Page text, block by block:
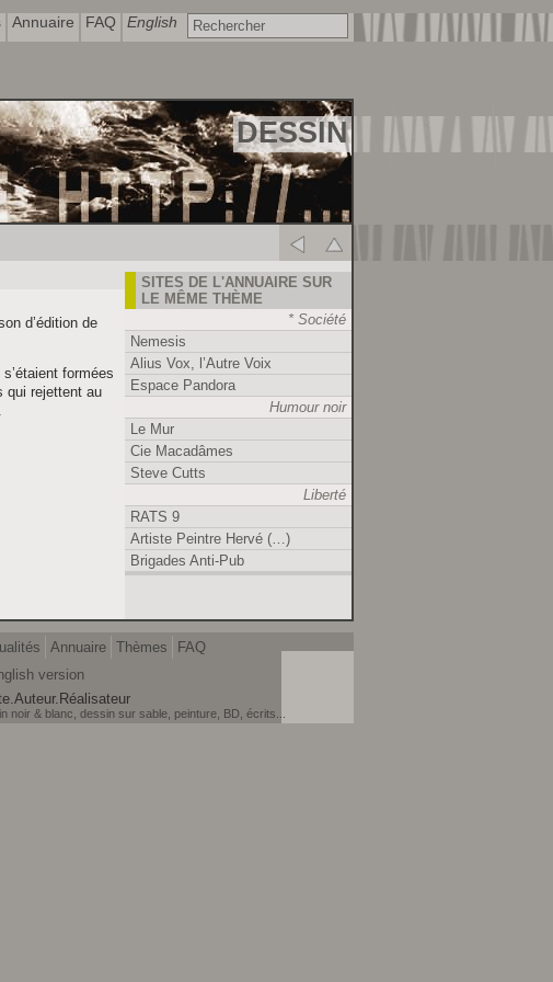
dʼédition de
formées
qui rejettent au
SITES DE L'ANNUAIRE SUR
LE MÊME THÈME
* Société
Nemesis
Alius Vox, l’Autre Voix
Espace Pandora
Humour noir
Le Mur
Cie Macadâmes
Steve Cutts
Liberté
RATS 9
Artiste Peintre Hervé (…)
Brigades Anti-Pub
DESSIN
Annuaire Thèmes
FAQ
version
noir & blanc, dessin sur sable, peinture, BD, écrits...
Annuaire FAQ English